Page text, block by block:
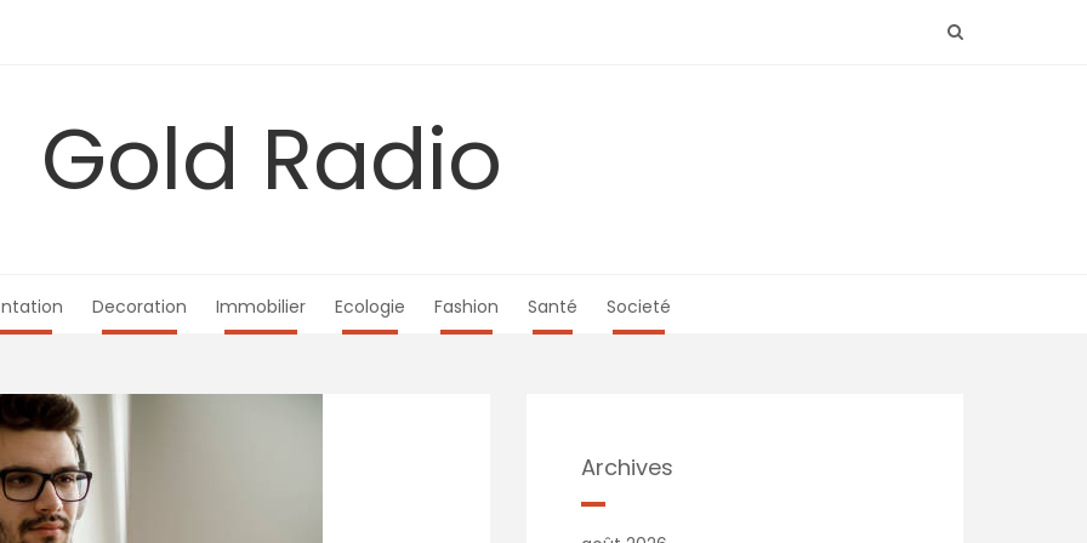
Gold Radio
Decoration Immobilier Ecologie Fashion Santé Societé
Archives